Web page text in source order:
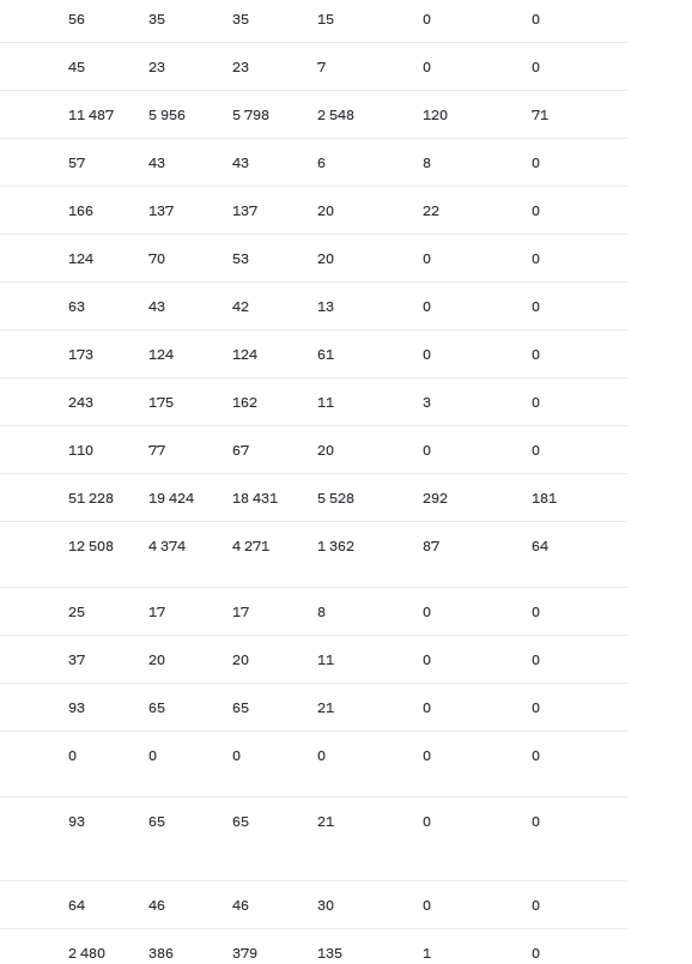
56 35 35 15 0 0
45 23 23 7 0 0
11 487 5 956 5 798 2 548 120 71
57 43 43 6 8 0
166 137 137 20 22 0
124 70 53 20 0 0
63 43 42 13 0 0
173 124 124 61 0 0
243 175 162 11 3 0
110 77 67 20 0 0
51 228 19 424 18 431 5 528 292 181
12 508 4 374 4 271 1 362 87 64
25 17 17 8 0 0
37 20 20 11 0 0
93 65 65 21 0 0
0 0 0 0 0 0
93 65 65 21 0 0
64 46 46 30 0 0
2 480 386 379 135 1 0